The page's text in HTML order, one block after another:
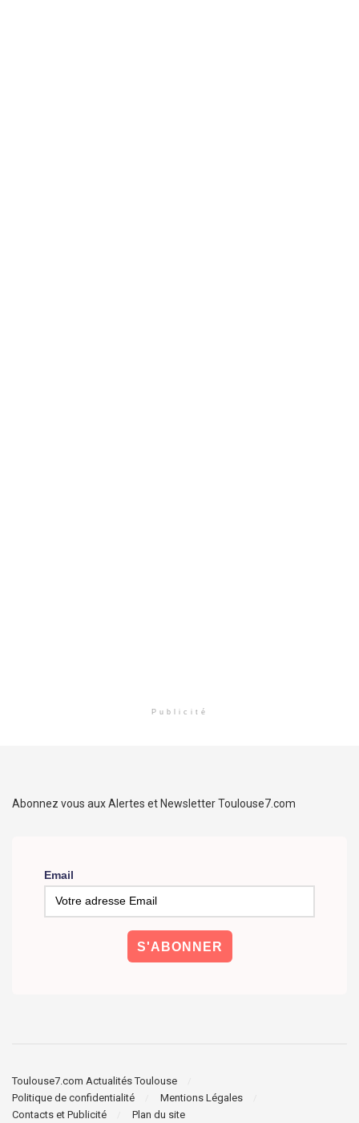
Publicité
Abonnez vous aux Alertes et Newsletter Toulouse7.com
Email
Toulouse7.com Actualités Toulouse
Politique de confidentialité
Mentions Légales
Contacts et Publicité
Plan du site